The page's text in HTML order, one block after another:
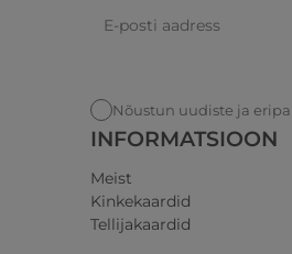
Nõustun uudiste ja
INFORMATSIOON
Meist
Kinkekaardid
Tellijakaardid